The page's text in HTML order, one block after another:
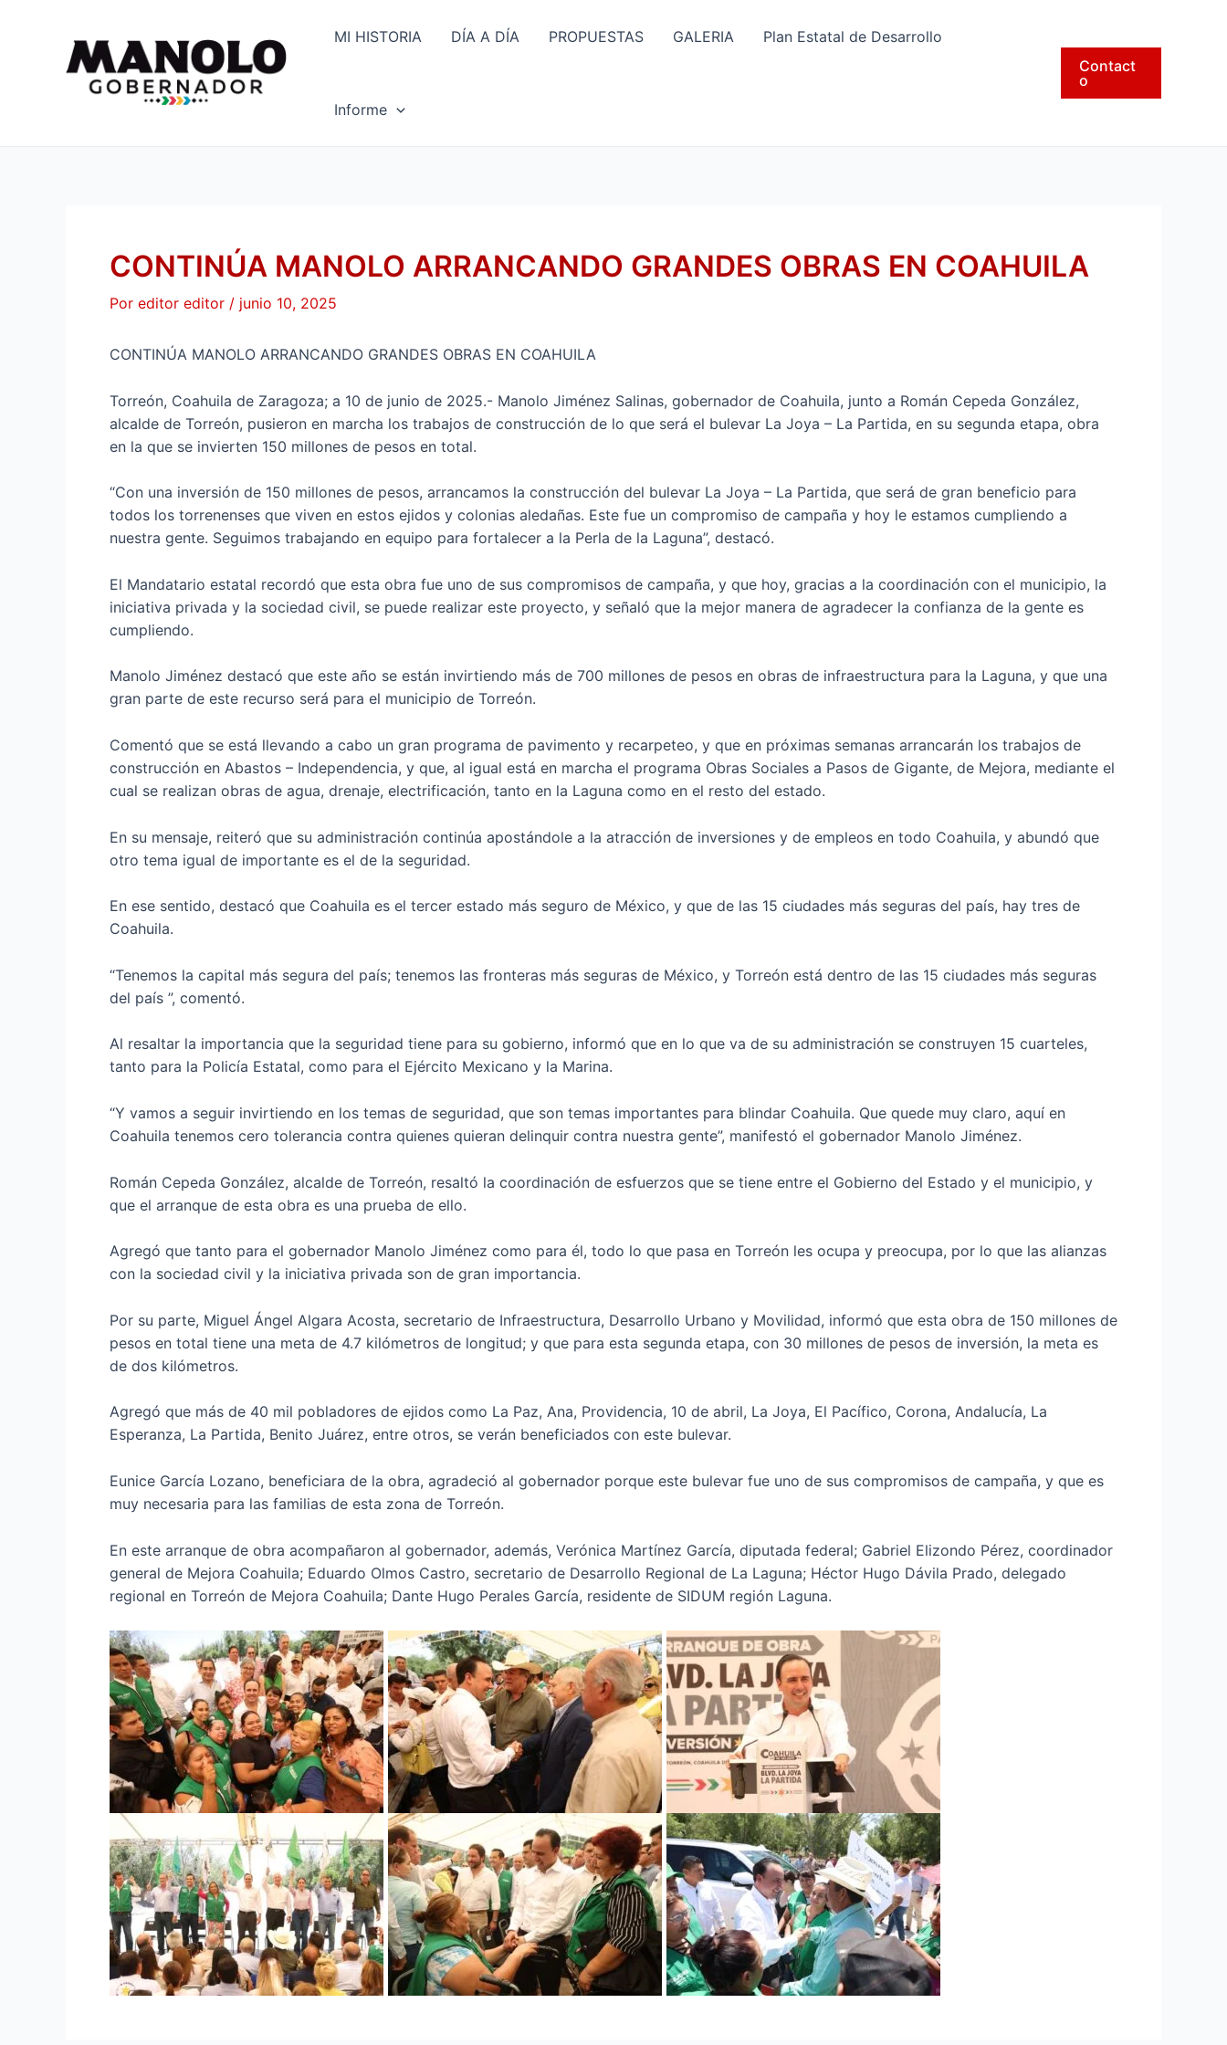
MI HISTORIA DÍA A DÍA PROPUESTAS GALERIA Plan Estatal de Desarrollo
Informe
Contact
o
CONTINÚA MANOLO ARRANCANDO GRANDES OBRAS EN COAHUILA
Por editor editor / junio 10, 2025
CONTINÚA MANOLO ARRANCANDO GRANDES OBRAS EN COAHUILA
Torreón, Coahuila de Zaragoza; a 10 de junio de 2025.- Manolo Jiménez Salinas, gobernador de Coahuila, junto a Román Cepeda González,
alcalde de Torreón, pusieron en marcha los trabajos de construcción de lo que será el bulevar La Joya – La Partida, en su segunda etapa, obra
en la que se invierten 150 millones de pesos en total.
“Con una inversión de 150 millones de pesos, arrancamos la construcción del bulevar La Joya – La Partida, que será de gran beneficio para
todos los torrenenses que viven en estos ejidos y colonias aledañas. Este fue un compromiso de campaña y hoy le estamos cumpliendo a
nuestra gente. Seguimos trabajando en equipo para fortalecer a la Perla de la Laguna”, destacó.
El Mandatario estatal recordó que esta obra fue uno de sus compromisos de campaña, y que hoy, gracias a la coordinación con el municipio, la
iniciativa privada y la sociedad civil, se puede realizar este proyecto, y señaló que la mejor manera de agradecer la confianza de la gente es
cumpliendo.
Manolo Jiménez destacó que este año se están invirtiendo más de 700 millones de pesos en obras de infraestructura para la Laguna, y que una
gran parte de este recurso será para el municipio de Torreón.
Comentó que se está llevando a cabo un gran programa de pavimento y recarpeteo, y que en próximas semanas arrancarán los trabajos de
construcción en Abastos – Independencia, y que, al igual está en marcha el programa Obras Sociales a Pasos de Gigante, de Mejora, mediante el
cual se realizan obras de agua, drenaje, electrificación, tanto en la Laguna como en el resto del estado.
En su mensaje, reiteró que su administración continúa apostándole a la atracción de inversiones y de empleos en todo Coahuila, y abundó que
otro tema igual de importante es el de la seguridad.
En ese sentido, destacó que Coahuila es el tercer estado más seguro de México, y que de las 15 ciudades más seguras del país, hay tres de
Coahuila.
“Tenemos la capital más segura del país; tenemos las fronteras más seguras de México, y Torreón está dentro de las 15 ciudades más seguras
del país ”, comentó.
Al resaltar la importancia que la seguridad tiene para su gobierno, informó que en lo que va de su administración se construyen 15 cuarteles,
tanto para la Policía Estatal, como para el Ejército Mexicano y la Marina.
“Y vamos a seguir invirtiendo en los temas de seguridad, que son temas importantes para blindar Coahuila. Que quede muy claro, aquí en
Coahuila tenemos cero tolerancia contra quienes quieran delinquir contra nuestra gente”, manifestó el gobernador Manolo Jiménez.
Román Cepeda González, alcalde de Torreón, resaltó la coordinación de esfuerzos que se tiene entre el Gobierno del Estado y el municipio, y
que el arranque de esta obra es una prueba de ello.
Agregó que tanto para el gobernador Manolo Jiménez como para él, todo lo que pasa en Torreón les ocupa y preocupa, por lo que las alianzas
con la sociedad civil y la iniciativa privada son de gran importancia.
Por su parte, Miguel Ángel Algara Acosta, secretario de Infraestructura, Desarrollo Urbano y Movilidad, informó que esta obra de 150 millones de
pesos en total tiene una meta de 4.7 kilómetros de longitud; y que para esta segunda etapa, con 30 millones de pesos de inversión, la meta es
de dos kilómetros.
Agregó que más de 40 mil pobladores de ejidos como La Paz, Ana, Providencia, 10 de abril, La Joya, El Pacífico, Corona, Andalucía, La
Esperanza, La Partida, Benito Juárez, entre otros, se verán beneficiados con este bulevar.
Eunice García Lozano, beneficiara de la obra, agradeció al gobernador porque este bulevar fue uno de sus compromisos de campaña, y que es
muy necesaria para las familias de esta zona de Torreón.
En este arranque de obra acompañaron al gobernador, además, Verónica Martínez García, diputada federal; Gabriel Elizondo Pérez, coordinador
general de Mejora Coahuila; Eduardo Olmos Castro, secretario de Desarrollo Regional de La Laguna; Héctor Hugo Dávila Prado, delegado
regional en Torreón de Mejora Coahuila; Dante Hugo Perales García, residente de SIDUM región Laguna.
entradas